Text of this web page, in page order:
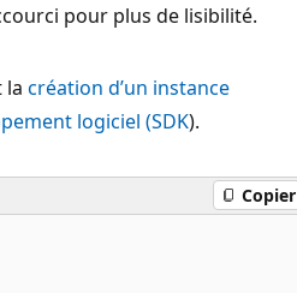
pour plus de lisibilité.
la création d’un instance
logiciel (SDK).
Copier